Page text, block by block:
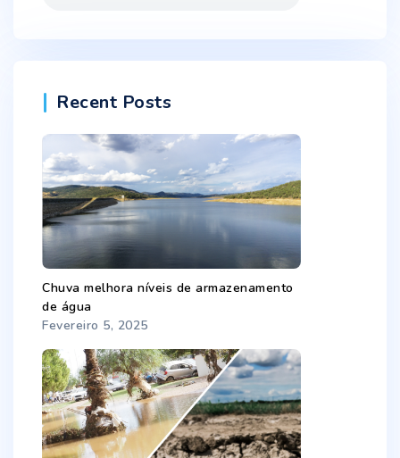
Recent Posts
Chuva melhora níveis de armazenamento
de água
Fevereiro 5, 2025